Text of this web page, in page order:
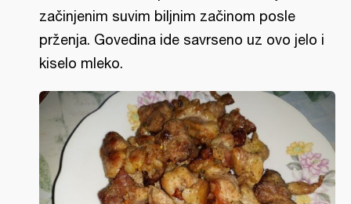
začinjenim suvim biljnim začinom posle
prženja. Govedina ide savrseno uz ovo jelo i
kiselo mleko.